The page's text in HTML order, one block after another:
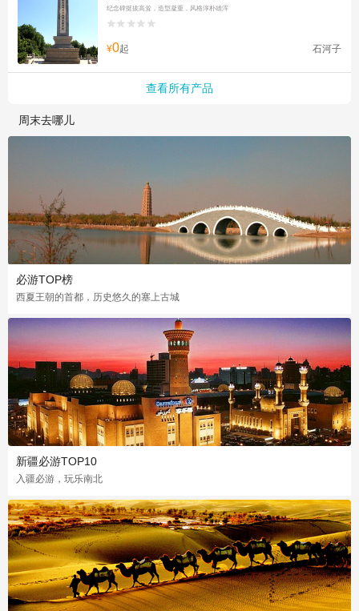
纪念碑挺拔高耸，造型凝重，风格淳朴雄浑


¥0起 石河子
查看所有产品
周末去哪儿
必游TOP榜
西夏王朝的首都，历史悠久的塞上古城
新疆必游TOP10
入疆必游，玩乐南北